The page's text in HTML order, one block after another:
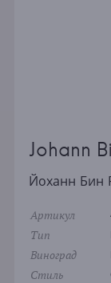
Johann
Йоханн Бин
Артикул
Тип
Виноград
Стиль